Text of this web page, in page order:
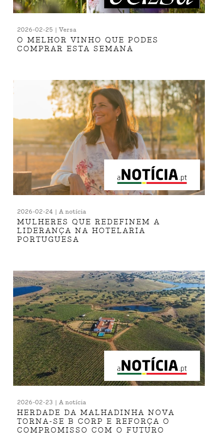
2026-02-25 | Versa
O MELHOR VINHO QUE PODES
COMPRAR ESTA SEMANA
2026-02-24 | A notícia
MULHERES QUE REDEFINEM A
LIDERANÇA NA HOTELARIA
PORTUGUESA
2026-02-23 | A notícia
HERDADE DA MALHADINHA NOVA
TORNA-SE B CORP E REFORÇA O
COMPROMISSO COM O FUTURO